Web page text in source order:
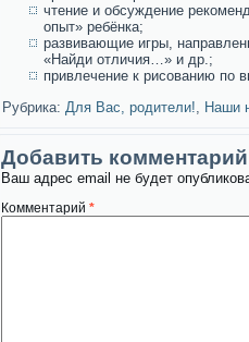
чтение и обсуждение
опыт» ребёнка;
развивающие игры,
«Найди отличия…» и др.;
привлечение к рисованию по
Рубрика: Для Вас, родители!, Наши
Добавить комментарий
Ваш адрес email не будет
Комментарий *